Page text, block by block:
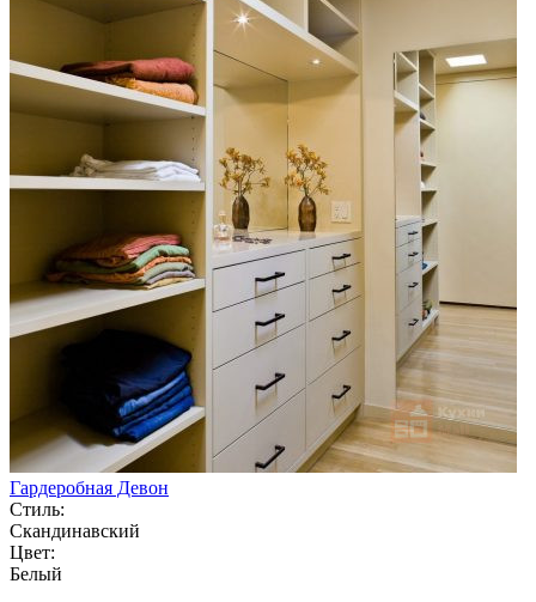
Гардеробная Девон
Стиль:
Скандинавский
Цвет:
Белый